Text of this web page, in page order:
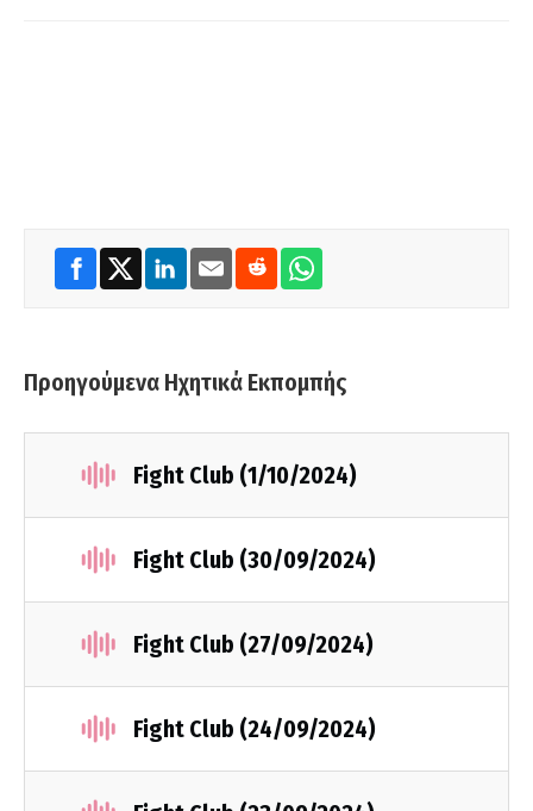
Προηγούμενα Ηχητικά Εκπομπής
Fight Club (1/10/2024)
Fight Club (30/09/2024)
Fight Club (27/09/2024)
Fight Club (24/09/2024)